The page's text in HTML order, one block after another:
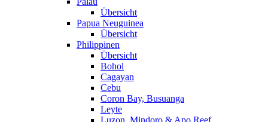
Übersicht
Papua Neuguinea
Übersicht
Philippinen
Übersicht
Bohol
Cagayan
Cebu
Coron Bay, Busuanga
Leyte
Luzon, Mindoro & Apo Reef